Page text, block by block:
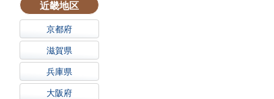
近畿地区
京都府
滋賀県
兵庫県
大阪府